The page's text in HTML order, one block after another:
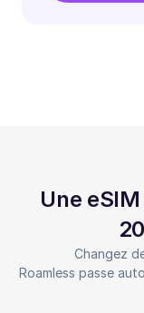
Une
Changez
Roamless passe